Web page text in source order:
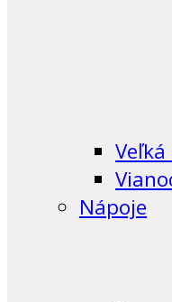
Veľká
Nápoje